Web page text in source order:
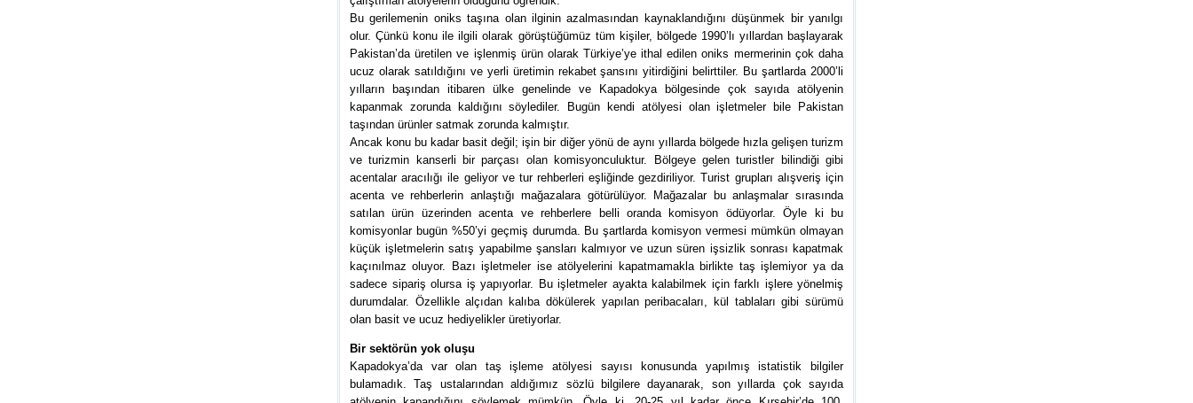
Bu gerilemenin oniks taşına olan ilginin azalmasından kaynaklandığını düşünmek bir yanılgı
olur. Çünkü konu ile ilgili olarak görüştüğümüz tüm kişiler, bölgede 1990’lı yıllardan başlayarak
Pakistan’da üretilen ve işlenmiş ürün olarak Türkiye’ye ithal edilen oniks mermerinin çok daha
ucuz olarak satıldığını ve yerli üretimin rekabet şansını yitirdiğini belirttiler. Bu şartlarda 2000’li
yılların başından itibaren ülke genelinde ve Kapadokya bölgesinde çok sayıda atölyenin
kapanmak zorunda kaldığını söylediler. Bugün kendi atölyesi olan işletmeler bile Pakistan
taşından ürünler satmak zorunda kalmıştır.
Ancak konu bu kadar basit değil; işin bir diğer yönü de aynı yıllarda bölgede hızla gelişen turizm
ve turizmin kanserli bir parçası olan komisyonculuktur. Bölgeye gelen turistler bilindiği gibi
acentalar aracılığı ile geliyor ve tur rehberleri eşliğinde gezdiriliyor. Turist grupları alışveriş için
acenta ve rehberlerin anlaştığı mağazalara götürülüyor. Mağazalar bu anlaşmalar sırasında
satılan ürün üzerinden acenta ve rehberlere belli oranda komisyon ödüyorlar. Öyle ki bu
komisyonlar bugün %50’yi geçmiş durumda. Bu şartlarda komisyon vermesi mümkün olmayan
küçük işletmelerin satış yapabilme şansları kalmıyor ve uzun süren işsizlik sonrası kapatmak
kaçınılmaz oluyor. Bazı işletmeler ise atölyelerini kapatmamakla birlikte taş işlemiyor ya da
sadece sipariş olursa iş yapıyorlar. Bu işletmeler ayakta kalabilmek için farklı işlere yönelmiş
durumdalar. Özellikle alçıdan kalıba dökülerek yapılan peribacaları, kül tablaları gibi sürümü
olan basit ve ucuz hediyelikler üretiyorlar.
Bir sektörün yok oluşu
Kapadokya’da var olan taş işleme atölyesi sayısı konusunda yapılmış istatistik bilgiler
bulamadık. Taş ustalarından aldığımız sözlü bilgilere dayanarak, son yıllarda çok sayıda